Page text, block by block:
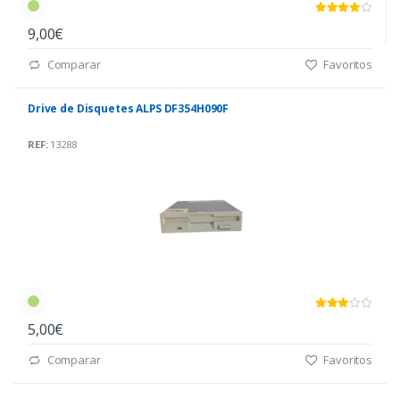
9,00€
Comparar Favoritos
Drive de Disquetes ALPS DF354H090F
REF:13288
5,00€
Comparar Favoritos